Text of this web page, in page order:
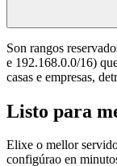
Son rangos
e 192.168.0.0/16)
casas e empresas,
Listo para
Elixe o mellor
configúrao en